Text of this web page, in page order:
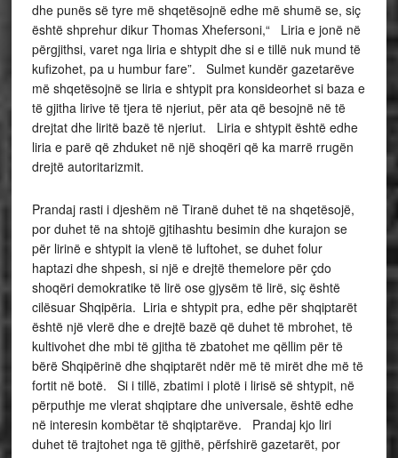
dhe punës së tyre më shqetësojnë edhe më shumë se, siç
është shprehur dikur Thomas Xhefersoni,“ Liria e jonë në
përgjithsi, varet nga liria e shtypit dhe si e tillë nuk mund të
kufizohet, pa u humbur fare”. Sulmet kundër gazetarëve
më shqetësojnë se liria e shtypit pra konsideorhet si baza e
të gjitha lirive të tjera të njeriut, për ata që besojnë në të
drejtat dhe liritë bazë të njeriut. Liria e shtypit është edhe
liria e parë që zhduket në një shoqëri që ka marrë rrugën
drejtë autoritarizmit.
Prandaj rasti i djeshëm në Tiranë duhet të na shqetësojë,
por duhet të na shtojë gjtihashtu besimin dhe kurajon se
për lirinë e shtypit ia vlenë të luftohet, se duhet folur
haptazi dhe shpesh, si një e drejtë themelore për çdo
shoqëri demokratike të lirë ose gjysëm të lirë, siç është
cilësuar Shqipëria. Liria e shtypit pra, edhe për shqiptarët
është një vlerë dhe e drejtë bazë që duhet të mbrohet, të
kultivohet dhe mbi të gjitha të zbatohet me qëllim për të
bërë Shqipërinë dhe shqiptarët ndër më të mirët dhe më të
fortit në botë. Si i tillë, zbatimi i plotë i lirisë së shtypit, në
përputhje me vlerat shqiptare dhe universale, është edhe
në interesin kombëtar të shqiptarëve. Prandaj kjo liri
duhet të trajtohet nga të gjithë, përfshirë gazetarët, por